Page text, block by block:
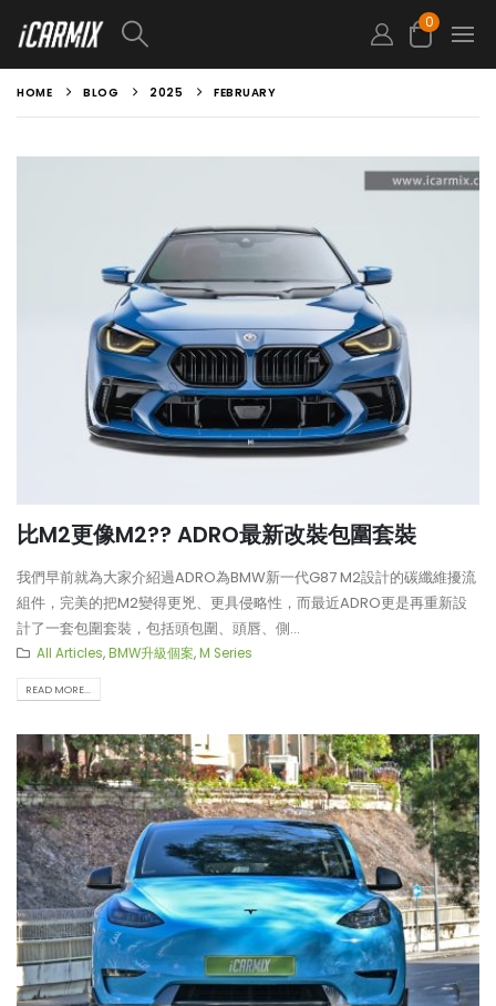
0
HOME BLOG 2025 FEBRUARY
比M2更像M2?? ADRO最新改裝包圍套裝
我們早前就為大家介紹過ADRO為BMW新一代G87 M2設計的碳纖維擾流
組件，完美的把M2變得更兇、更具侵略性，而最近ADRO更是再重新設
計了一套包圍套裝，包括頭包圍、頭唇、側...
All Articles,BMW升級個案,M Series
READ MORE...
【比原裝M3更像一部M3?!
ADRO最新V2包圍】
【再向經典致敬!! Suzuki
XL化身迷你G-Class】